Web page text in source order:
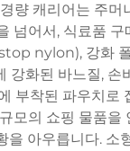
량 캐리어는 주
넘어서, 식료품
nylon), 강화
강화된 바느질,
부착된 파우치로
모의 쇼핑 물품을
을 아우릅니다. 소